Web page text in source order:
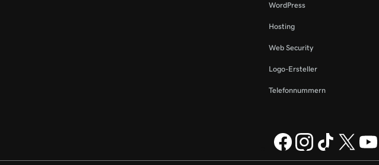
WordPress
Hosting
Web Security
Logo-Ersteller
Telefonnummern